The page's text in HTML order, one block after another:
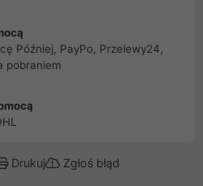
Później, PayPo, Przelewy24,
pobraniem
Drukuj Zgłoś błąd